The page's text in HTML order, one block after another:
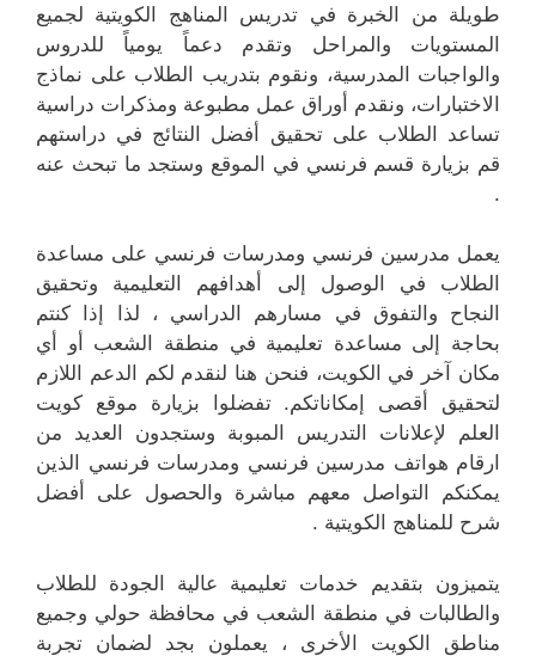
طويلة من الخبرة في تدريس المناهج الكويتية لجميع
المستويات والمراحل وتقدم دعماً يومياً للدروس
والواجبات المدرسية، ونقوم بتدريب الطلاب على نماذج
الاختبارات، ونقدم أوراق عمل مطبوعة ومذكرات دراسية
تساعد الطلاب على تحقيق أفضل النتائج في دراستهم
قم بزيارة قسم فرنسي في الموقع وستجد ما تبحث عنه
.
يعمل مدرسين فرنسي ومدرسات فرنسي على مساعدة
الطلاب في الوصول إلى أهدافهم التعليمية وتحقيق
النجاح والتفوق في مسارهم الدراسي ، لذا إذا كنتم
بحاجة إلى مساعدة تعليمية في منطقة الشعب أو أي
مكان آخر في الكويت، فنحن هنا لنقدم لكم الدعم اللازم
لتحقيق أقصى إمكاناتكم. تفضلوا بزيارة موقع كويت
العلم لإعلانات التدريس المبوبة وستجدون العديد من
ارقام هواتف مدرسين فرنسي ومدرسات فرنسي الذين
يمكنكم التواصل معهم مباشرة والحصول على أفضل
شرح للمناهج الكويتية .
يتميزون بتقديم خدمات تعليمية عالية الجودة للطلاب
والطالبات في منطقة الشعب في محافظة حولي وجميع
مناطق الكويت الأخرى ، يعملون بجد لضمان تجربة